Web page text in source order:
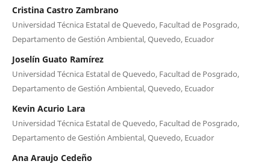
Cristina Castro Zambrano
Universidad Técnica Estatal de Quevedo, Facultad de Posgrado,
Departamento de Gestión Ambiental, Quevedo, Ecuador
Joselín Guato Ramírez
Universidad Técnica Estatal de Quevedo, Facultad de Posgrado,
Departamento de Gestión Ambiental, Quevedo, Ecuador
Kevin Acurio Lara
Universidad Técnica Estatal de Quevedo, Facultad de Posgrado,
Departamento de Gestión Ambiental, Quevedo, Ecuador
Ana Araujo Cedeño